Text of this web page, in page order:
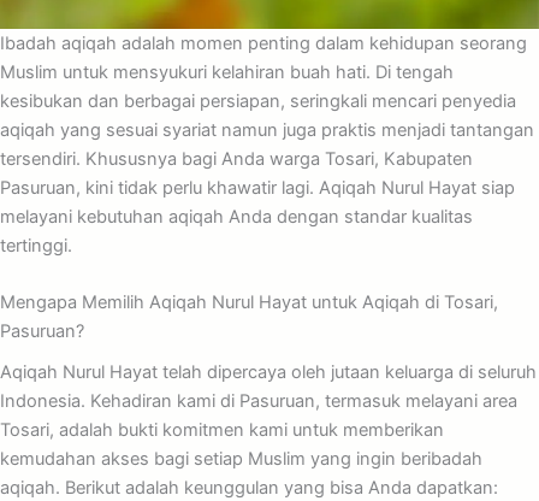
Ibadah aqiqah adalah momen penting dalam kehidupan seorang
Muslim untuk mensyukuri kelahiran buah hati. Di tengah
kesibukan dan berbagai persiapan, seringkali mencari penyedia
aqiqah yang sesuai syariat namun juga praktis menjadi tantangan
tersendiri. Khususnya bagi Anda warga Tosari, Kabupaten
Pasuruan, kini tidak perlu khawatir lagi. Aqiqah Nurul Hayat siap
melayani kebutuhan aqiqah Anda dengan standar kualitas
tertinggi.
Mengapa Memilih Aqiqah Nurul Hayat untuk Aqiqah di Tosari,
Pasuruan?
Aqiqah Nurul Hayat telah dipercaya oleh jutaan keluarga di seluruh
Indonesia. Kehadiran kami di Pasuruan, termasuk melayani area
Tosari, adalah bukti komitmen kami untuk memberikan
kemudahan akses bagi setiap Muslim yang ingin beribadah
aqiqah. Berikut adalah keunggulan yang bisa Anda dapatkan: